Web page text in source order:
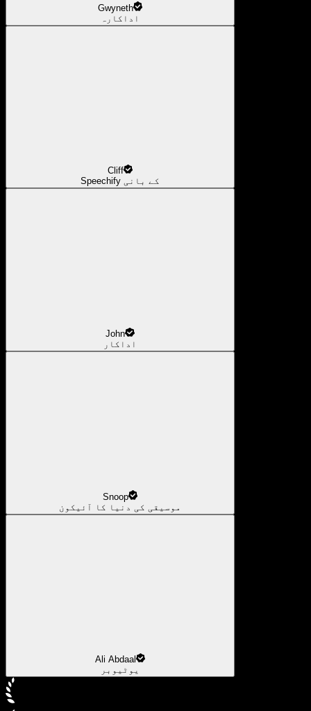
Gwyneth
اداکارہ
Cliff
Speechify کے بانی
John
اداکار
Snoop
موسیقی کی دنیا کا آئیکون
Ali Abdaal
یوٹیوبر